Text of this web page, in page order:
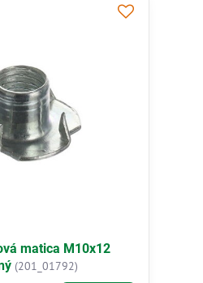
matica M10x12
(201_01792)